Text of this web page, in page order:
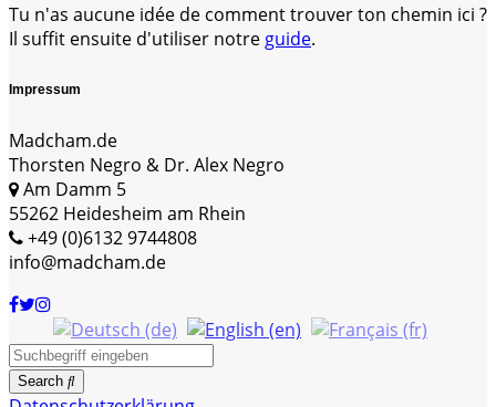
Tu n'as aucune idée de comment trouver ton chemin ici ?
Il suffit ensuite d'utiliser notre guide.
Impressum
Madcham.de
Thorsten Negro & Dr. Alex Negro
Am Damm 5
55262 Heidesheim am Rhein
+49 (0)6132 9744808
info@madcham.de
Search